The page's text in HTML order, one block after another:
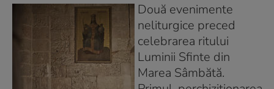
Două evenimente
neliturgice preced
celebrarea ritului
Luminii Sfinte din
Marea Sâmbătă.